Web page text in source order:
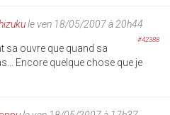
le ven 18/05/2007 à 20h44
#42388
sa ouvre que quand sa
Encore quelque chose que je